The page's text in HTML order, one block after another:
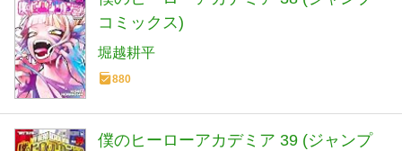
コミックス)
堀越耕平
880
僕のヒーローアカデミア 39 (ジャンプ